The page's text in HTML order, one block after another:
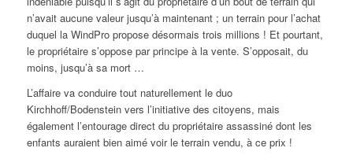
n’avait aucune valeur jusqu’à maintenant ; un terrain pour l’achat
duquel la WindPro propose désormais trois millions ! Et pourtant,
le propriétaire s’oppose par principe à la vente. S’opposait, du
moins, jusqu’à sa mort …
L’affaire va conduire tout naturellement le duo
Kirchhoff/Bodenstein vers l’initiative des citoyens, mais
également l’entourage direct du propriétaire assassiné dont les
enfants auraient bien aimé voir le terrain vendu, à ce prix !